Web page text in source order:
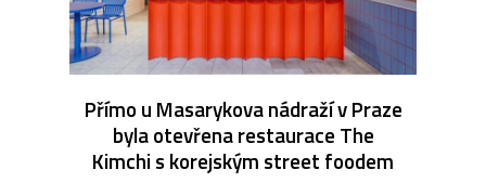
Přímo u Masarykova nádraží v Praze
byla otevřena restaurace The
Kimchi s korejským street foodem